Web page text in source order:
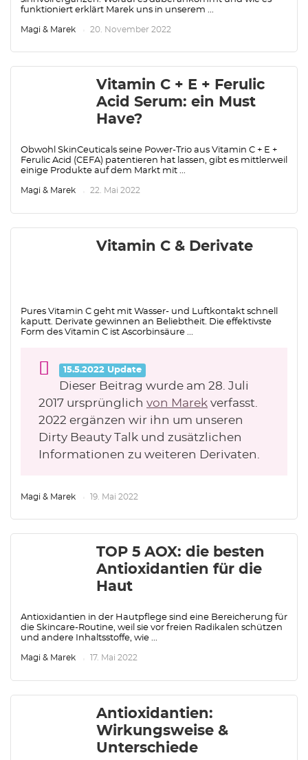
funktioniert erklärt Marek uns in unserem ...
Magi & Marek 20. November 2022
Vitamin C + E + Ferulic
Acid Serum: ein Must
Have?
Obwohl SkinCeuticals seine Power-Trio aus Vitamin C + E +
Ferulic Acid (CEFA) patentieren hat lassen, gibt es mittlerweil
einige Produkte auf dem Markt mit ...
Magi & Marek 22. Mai 2022
Vitamin C & Derivate
Pures Vitamin C geht mit Wasser- und Luftkontakt schnell
kaputt. Derivate gewinnen an Beliebtheit. Die effektivste
Form des Vitamin C ist Ascorbinsäure ...
15.5.2022 Update
Dieser Beitrag wurde am 28. Juli
2017 ursprünglich von Marek verfasst.
2022 ergänzen wir ihn um unseren
Dirty Beauty Talk und zusätzlichen
Informationen zu weiteren Derivaten.
Magi & Marek 19. Mai 2022
TOP 5 AOX: die besten
Antioxidantien für die
Haut
Antioxidantien in der Hautpflege sind eine Bereicherung für
die Skincare-Routine, weil sie vor freien Radikalen schützen
und andere Inhaltsstoffe, wie ...
Magi & Marek 17. Mai 2022
Antioxidantien:
Wirkungsweise &
Unterschiede